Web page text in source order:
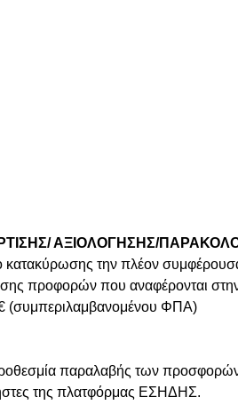
ΑΞΙΟΛΟΓΗΣΗΣ/
κατακύρωσης την πλέον
προφορών που αναφέρονται
(συμπεριλαμβανομένου ΦΠΑ)
παραλαβής των
της πλατφόρμας ΕΣΗΔΗΣ.